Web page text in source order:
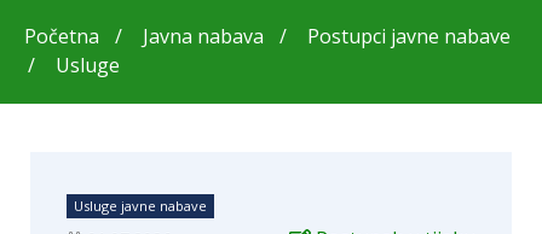
Početna Javna nabava
Postupci javne nabave
Usluge
Usluge javne nabave